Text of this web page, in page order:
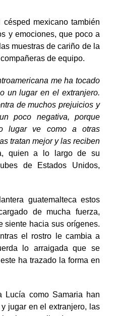
jugar en noviembre de
mexicano también
y emociones, que poco a
muestras de cariño de la
de equipo.
me ha tocado
un lugar en el extranjero.
de muchos prejuicios y
poco negativa, porque
lugar ve como a otras
tratan mejor y las reciben
quien a lo largo de su
de Estados Unidos,
guatemalteca estos
de mucha fuerza,
siente hacia sus orígenes.
el rostro le cambia a
lo arraigada que se
ha trazado la forma en
Lucía como Samaria han